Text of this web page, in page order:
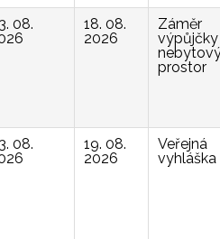
08.
18. 08.
2026
Záměr
výpůjčky
prostor
08.
19. 08.
2026
Veřejná
vyhláška